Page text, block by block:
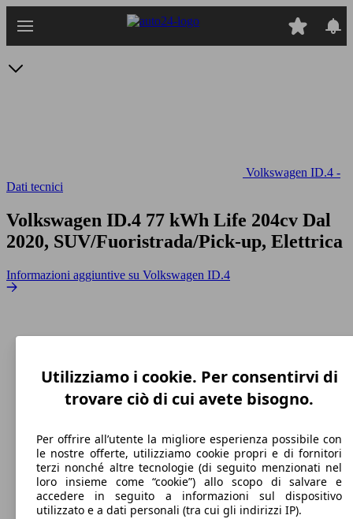
Volkswagen ID.4 -
Dati tecnici
Volkswagen ID.4 77 kWh Life 204cv Dal
2020, SUV/Fuoristrada/Pick-up, Elettrica
Informazioni aggiuntive su Volkswagen ID.4
160 km/h
Velocità massima
Utilizziamo i cookie. Per consentirvi di
trovare ciò di cui avete bisogno.
Per offrire all’utente la migliore esperienza possibile con
le nostre offerte, utilizziamo cookie propri e di fornitori
terzi nonché altre tecnologie (di seguito menzionati nel
loro insieme come “cookie”) allo scopo di salvare e
accedere in seguito a informazioni sul dispositivo
utilizzato e a dati personali (tra cui gli indirizzi IP).